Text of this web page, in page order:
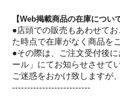
【Web掲載商品の在庫について
●店頭での販売もあわせて
た時点で在庫がなく商品を
●その際は、ご注文受付後
ール」にてお知らせさせて
ご迷惑をおかけ致しますが
--------------------------